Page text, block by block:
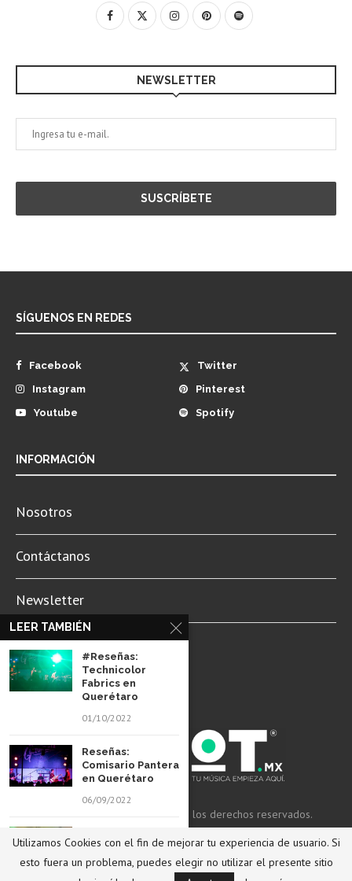
NEWSLETTER
SÍGUENOS EN REDES
Facebook
Twitter
Instagram
Pinterest
Youtube
Spotify
INFORMACIÓN
Nosotros
Contáctanos
Newsletter
Aviso de Privacidad
© 2022 Revista Spot Mx. Todos los derechos reservados.
REGRESAR ARRIBA
LEER TAMBIÉN
#Reseñas:
Technicolor
Fabrics en
Querétaro
01/10/2022
Reseñas:
Comisario Pantera
en Querétaro
06/09/2022
Xymox en
Querétaro
Utilizamos Cookies con el fin de mejorar tu experiencia de usuario. Si
esto fuera un problema, puedes elegir no utilizar el presente sitio